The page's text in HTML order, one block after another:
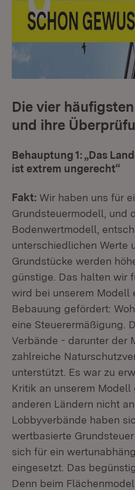
Die vier
und ihre
Behauptung 1:„Das
ist extrem ungerecht“
Fakt: Wir haben uns für
Grundsteuermodell, und
Bodenwertmodell,
unterschiedlichen Werte
Grundstücke werden
günstige. Das halten wir
wird bei unserem Modell
Bebauung gefördert:
eine Steuerermäßigung.
Verbände - darunter der
zahlreiche
unterstützt. Es war zu
Kritik an unserem
anderen Ländern nicht
Lobbyverbände haben
wertbasierte
sich für ein
eingesetzt. Das
Denn beim